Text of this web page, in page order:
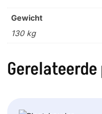
Gewicht
130 kg